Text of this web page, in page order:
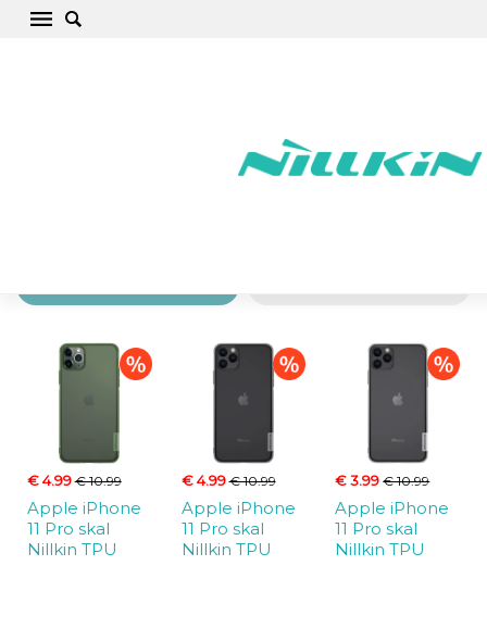
Apple iPhone 11 Pro Mobilskal, fodral,
€ 4.99€ 10.99
Apple iPhone
11 Pro skal
Nillkin TPU
€ 4.99€ 10.99
Apple iPhone
11 Pro skal
Nillkin TPU
€ 3.99€ 10.99
Apple iPhone
11 Pro skal
Nillkin TPU